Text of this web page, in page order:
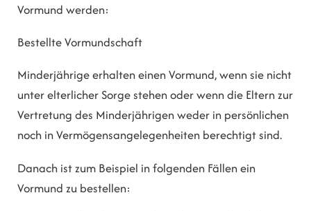
Vormund werden:
Bestellte Vormundschaft
Minderjährige erhalten einen Vormund, wenn sie nicht
unter elterlicher Sorge stehen oder wenn die Eltern zur
Vertretung des Minderjährigen weder in persönlichen
noch in Vermögensangelegenheiten berechtigt sind.
Danach ist zum Beispiel in folgenden Fällen ein
Vormund zu bestellen: